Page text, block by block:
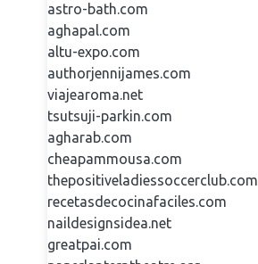
astro-bath.com
aghapal.com
altu-expo.com
authorjennijames.com
viajearoma.net
tsutsuji-parkin.com
agharab.com
cheapammousa.com
thepositiveladiessoccerclub.com
recetasdecocinafaciles.com
naildesignsidea.net
greatpai.com